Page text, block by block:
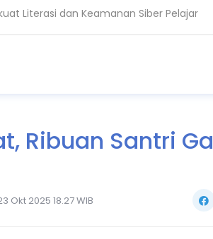
Desa, Perkuat PPID dan Transparansi
Ribuan Santri
Okt 2025 18.27 WIB